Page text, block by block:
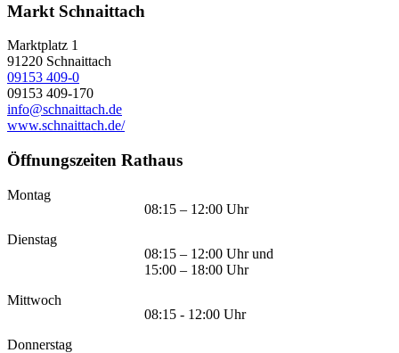
Markt Schnaittach
Marktplatz 1
91220 Schnaittach
09153 409-0
09153 409-170
info@schnaittach.de
www.schnaittach.de/
Öffnungszeiten Rathaus
Montag
08:15 – 12:00 Uhr
Dienstag
08:15 – 12:00 Uhr und
15:00 – 18:00 Uhr
Mittwoch
08:15 - 12:00 Uhr
Donnerstag